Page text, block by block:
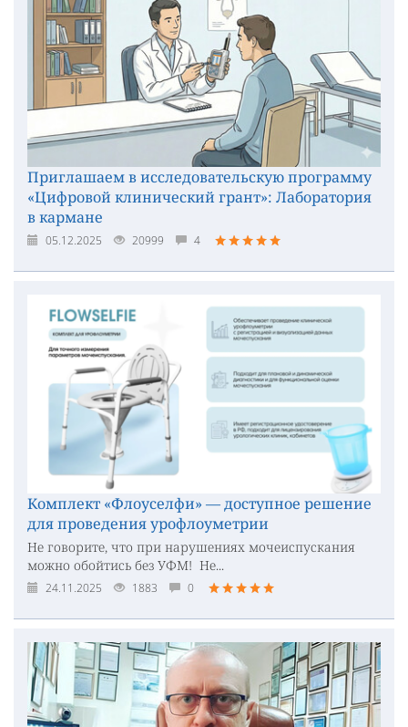
Приглашаем в исследовательскую программу
«Цифровой клинический грант»: Лаборатория
в кармане
05.12.2025 20999 4
Комплект «Флоуселфи» — доступное решение
для проведения урофлоуметрии
Не говорите, что при нарушениях мочеиспускания
можно обойтись без УФМ! Не...
24.11.2025 1883 0